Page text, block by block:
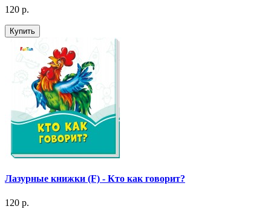
120 р.
Купить
Лазурные книжки (F) - Кто как говорит?
120 р.